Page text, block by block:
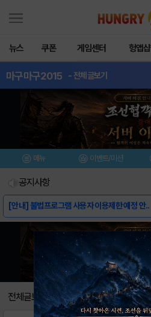
뉴스 쿠폰 게임센터 헝앱샵
마구마구2015 - 전체글보기
메뉴 이벤트/미션
공지사항
[안내] 불법프로그램 사용자 이용제한 예정 안..
[가이드] 마구마구 뉴가이드
[가이드] 마구마구 가이드
[정보] 가명선수들, 실제로는 누구?
[정보] 팀별 세트덱 정보 by ..
[정보] 구단별 레전,플레 현황 b..
전체글보기